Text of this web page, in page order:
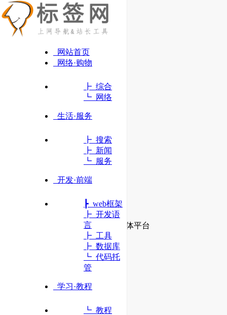
网站首页
网络·购物
┣ 综合
┗ 网络
生活·服务
┣ 搜索
┣ 新闻
┗ 服务
开发·前端
┣ web框架
┣ 开发语
言
┣ 工具
┣ 数据库
┗ 代码托
管
学习·教程
┗ 教程
资讯和产品为一体的互联网媒体平台